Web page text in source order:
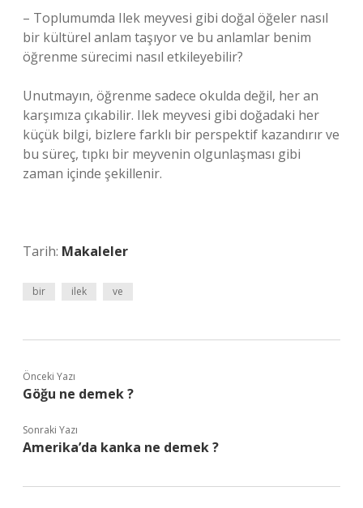
– Toplumumda Ilek meyvesi gibi doğal öğeler nasıl
bir kültürel anlam taşıyor ve bu anlamlar benim
öğrenme sürecimi nasıl etkileyebilir?
Unutmayın, öğrenme sadece okulda değil, her an
karşımıza çıkabilir. Ilek meyvesi gibi doğadaki her
küçük bilgi, bizlere farklı bir perspektif kazandırır ve
bu süreç, tıpkı bir meyvenin olgunlaşması gibi
zaman içinde şekillenir.
Tarih: Makaleler
bir ilek ve
Önceki Yazı
Göğu ne demek ?
Sonraki Yazı
Amerika’da kanka ne demek ?